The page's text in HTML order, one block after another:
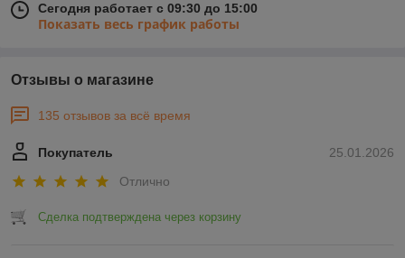
Сегодня работает с 09:30 до 15:00
Показать весь график работы
Отзывы о магазине
135 отзывов за всё время
25.01.2026
Покупатель
Отлично
Сделка подтверждена через корзину